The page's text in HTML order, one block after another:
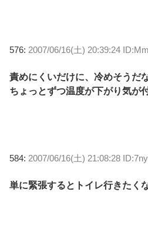
576: 2007/06/16(土) 20:39:24
責めにくいだけに、冷めそうだ
ちょっとずつ温度が下がり気が
584: 2007/06/16(土) 21:08:28
単に緊張するとトイレ行きたく